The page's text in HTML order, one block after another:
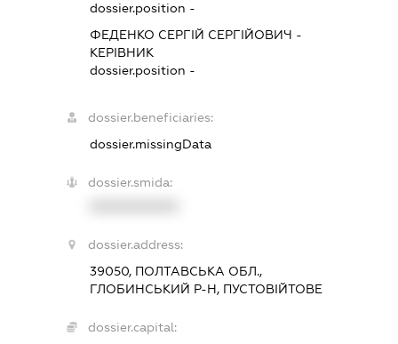
dossier.position -
ФЕДЕНКО СЕРГІЙ СЕРГІЙОВИЧ -
КЕРІВНИК
dossier.position -
dossier.beneficiaries:
dossier.missingData
dossier.smida:
dossier.address:
39050, ПОЛТАВСЬКА ОБЛ.,
ГЛОБИНСЬКИЙ Р-Н, ПУСТОВІЙТОВЕ
dossier.capital: